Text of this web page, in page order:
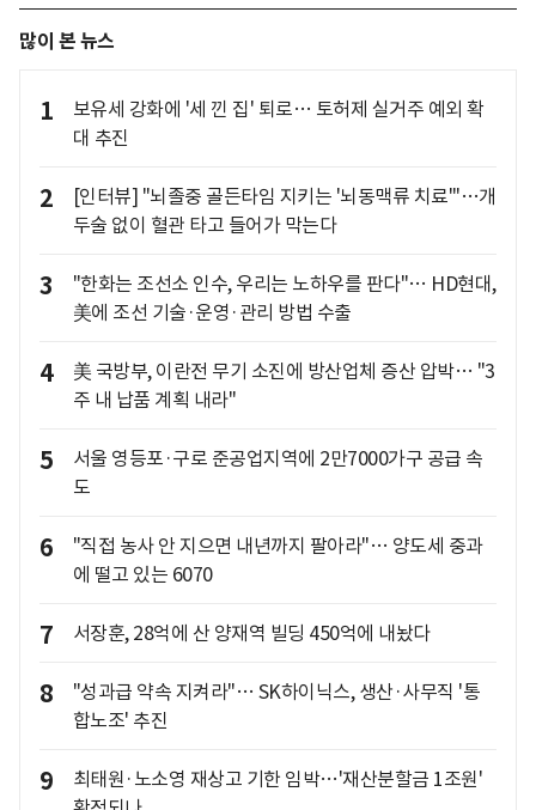
많이 본 뉴스
1
보유세 강화에 '세 낀 집' 퇴로… 토허제 실거주 예외 확
대 추진
2
[인터뷰] "뇌졸중 골든타임 지키는 '뇌동맥류 치료'"…개
두술 없이 혈관 타고 들어가 막는다
3
"한화는 조선소 인수, 우리는 노하우를 판다"… HD현대,
美에 조선 기술·운영·관리 방법 수출
4
美 국방부, 이란전 무기 소진에 방산업체 증산 압박… "3
주 내 납품 계획 내라"
5
서울 영등포·구로 준공업지역에 2만7000가구 공급 속
도
6
"직접 농사 안 지으면 내년까지 팔아라"… 양도세 중과
에 떨고 있는 6070
7 서장훈, 28억에 산 양재역 빌딩 450억에 내놨다
8
"성과급 약속 지켜라"… SK하이닉스, 생산·사무직 '통
합노조' 추진
9
최태원·노소영 재상고 기한 임박…'재산분할금 1조원'